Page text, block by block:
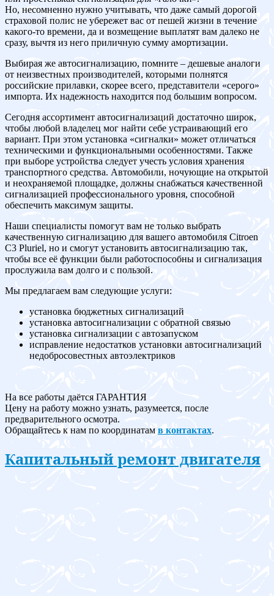
Но, несомненно нужно учитывать, что даже самый дорогой
страховой полис не убережет вас от пешей жизни в течение
какого-то времени, да и возмещение выплатят вам далеко не
сразу, вычтя из него приличную сумму амортизации.
Выбирая же автосигнализацию, помните – дешевые аналоги
от неизвестных производителей, которыми полнятся
российские прилавки, скорее всего, представители «серого»
импорта. Их надежность находится под большим вопросом.
Сегодня ассортимент автосигнализаций достаточно широк,
чтобы любой владелец мог найти себе устраивающий его
вариант. При этом установка «сигналки» может отличаться
техническими и функциональными особенностями. Также
при выборе устройства следует учесть условия хранения
транспортного средства. Автомобили, ночующие на открытой
и неохраняемой площадке, должны снабжаться качественной
сигнализацией профессионального уровня, способной
обеспечить максимум защиты.
Наши специалисты помогут вам не только выбрать
качественную сигнализацию для вашего автомобиля Citroen
C3 Pluriel, но и смогут установить автосигнализацию так,
чтобы все её функции были работоспособны и сигнализация
прослужила вам долго и с пользой.
Мы предлагаем вам следующие услуги:
установка бюджетных сигнализаций
установка автосигнализации с обратной связью
установка сигнализации с автозапуском
исправление недостатков установки автосигнализаций
недобросовестных автоэлектриков
На все работы даётся ГАРАНТИЯ
Цену на работу можно узнать, разумеется, после
предварительного осмотра.
Обращайтесь к нам по координатам в контактах.
Капитальный ремонт двигателя